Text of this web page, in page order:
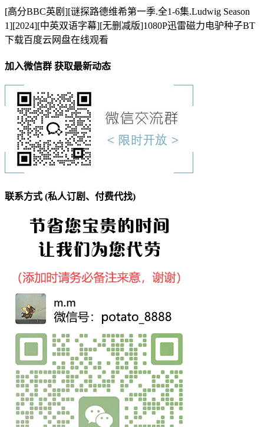
[高分BBC英剧][谜探路德维希第一季.全1-6集.Ludwig Season
1][2024][中英双语字幕][无删减版]1080P迅雷磁力电驴种子BT
下载百度云网盘在线观看
加入微信群 获取最新动态
联系方式 (私人订剧、付费代找)